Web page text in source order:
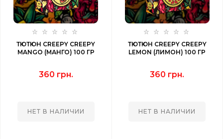
ТЮТЮН CREEPY CREEPY
MANGO (МАНГО) 100 ГР
360 грн.
НЕТ В НАЛИЧИИ
ТЮТЮН CREEPY CREEPY
LEMON (ЛИМОН) 100 ГР
360 грн.
НЕТ В НАЛИЧИИ